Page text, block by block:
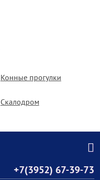
Конные прогулки
Скалодром
+7(3952) 67-39-73